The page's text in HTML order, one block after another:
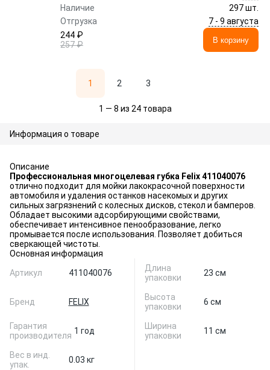
Наличие
297 шт.
Отгрузка
7 - 9 августа
244 ₽
257 ₽
В корзину
1 2 3
1 — 8 из 24 товара
Информация о товаре
Описание
Профессиональная многоцелевая губка Felix 411040076
отлично подходит для мойки лакокрасочной поверхности
автомобиля и удаления останков насекомых и других
сильных загрязнений с колесных дисков, стекол и бамперов.
Обладает высокими адсорбирующими свойствами,
обеспечивает интенсивное пенообразование, легко
промывается после использования. Позволяет добиться
сверкающей чистоты.
Основная информация
Артикул
411040076
Бренд FELIX
Гарантия
производителя 1 год
Вес в инд.
упак.
0.03 кг
Длина
упаковки
23 см
Высота
упаковки
6 см
Ширина
упаковки
11 см